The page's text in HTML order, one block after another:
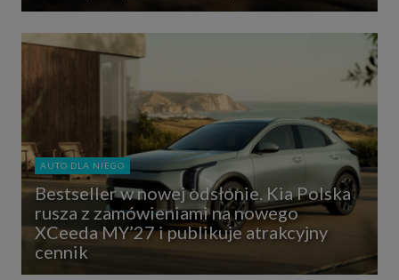
AUTO DLA NIEGO
Bestseller w nowej odsłonie. Kia Polska
rusza z zamówieniami na nowego
XCeeda MY’27 i publikuje atrakcyjny
cennik